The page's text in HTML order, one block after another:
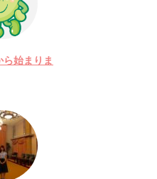
ら始まりま